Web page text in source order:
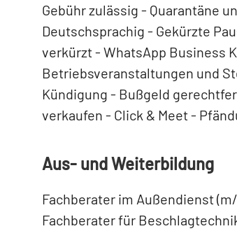
Gebühr zulässig - Quarantäne
Deutschsprachig - Gekürzte
verkürzt - WhatsApp Business
Betriebsveranstaltungen und
Kündigung - Bußgeld
verkaufen - Click & Meet -
Aus- und Weiterbildung
Fachberater im Außendienst
Fachberater für